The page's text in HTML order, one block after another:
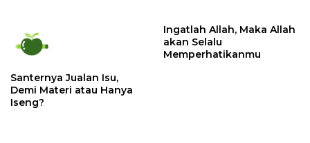
Santernya Jualan Isu,
Demi Materi atau Hanya
Iseng?
Ingatlah Allah, Maka Allah
akan Selalu
Memperhatikanmu